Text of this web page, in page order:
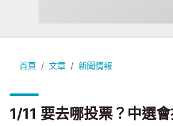
首頁 文章 新聞情報
1/11 要去哪投票？中選會提供投票所
1/11 要去哪投票？中選